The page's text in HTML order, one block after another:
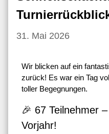
31. Mai 2026
Wir blicken auf ein
zurück! Es war ein Tag
toller Begegnungen.
🎉 67 Teilnehmer
Vorjahr!